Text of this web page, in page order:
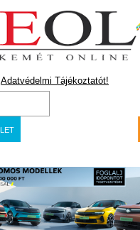
Adatvédelmi Tájékoztatót!